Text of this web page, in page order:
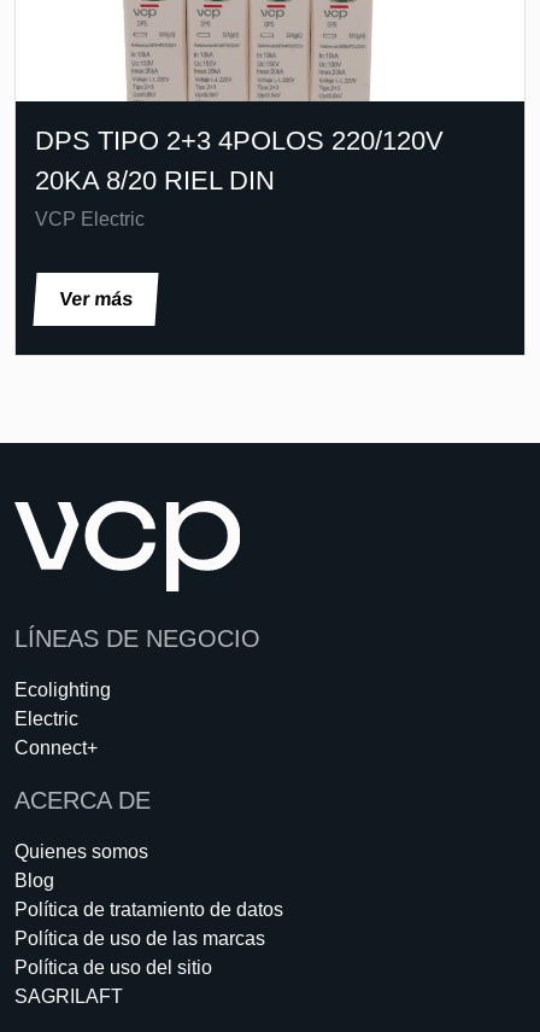
DPS TIPO 2+3 4POLOS 220/120V
20KA 8/20 RIEL DIN
VCP Electric
Ver más
LÍNEAS DE NEGOCIO
Ecolighting
Electric
Connect+
ACERCA DE
Quienes somos
Blog
Política de tratamiento de datos
Política de uso de las marcas
Política de uso del sitio
SAGRILAFT